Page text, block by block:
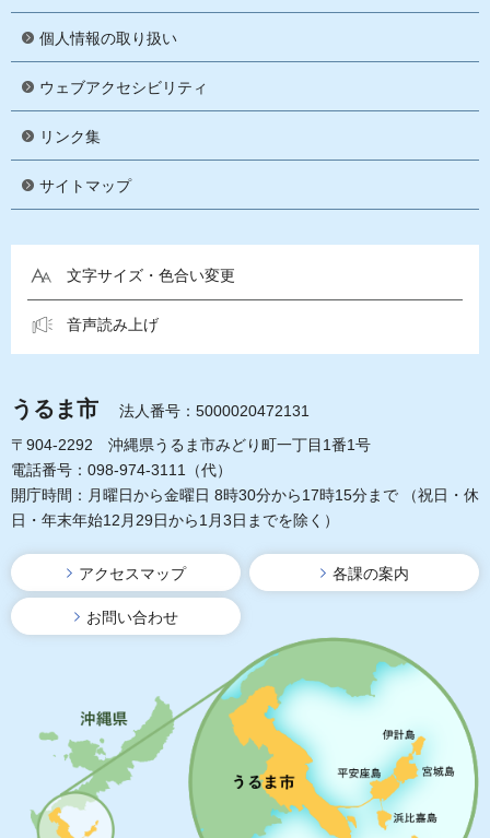
個人情報の取り扱い
ウェブアクセシビリティ
リンク集
サイトマップ
文字サイズ・色合い変更
音声読み上げ
うるま市
法人番号：5000020472131
〒904-2292 沖縄県うるま市みどり町一丁目1番1号
電話番号：098-974-3111（代）
開庁時間：月曜日から金曜日 8時30分から17時15分まで
（祝日・休
日・年末年始12月29日から1月3日までを除く）
アクセスマップ 各課の案内
お問い合わせ